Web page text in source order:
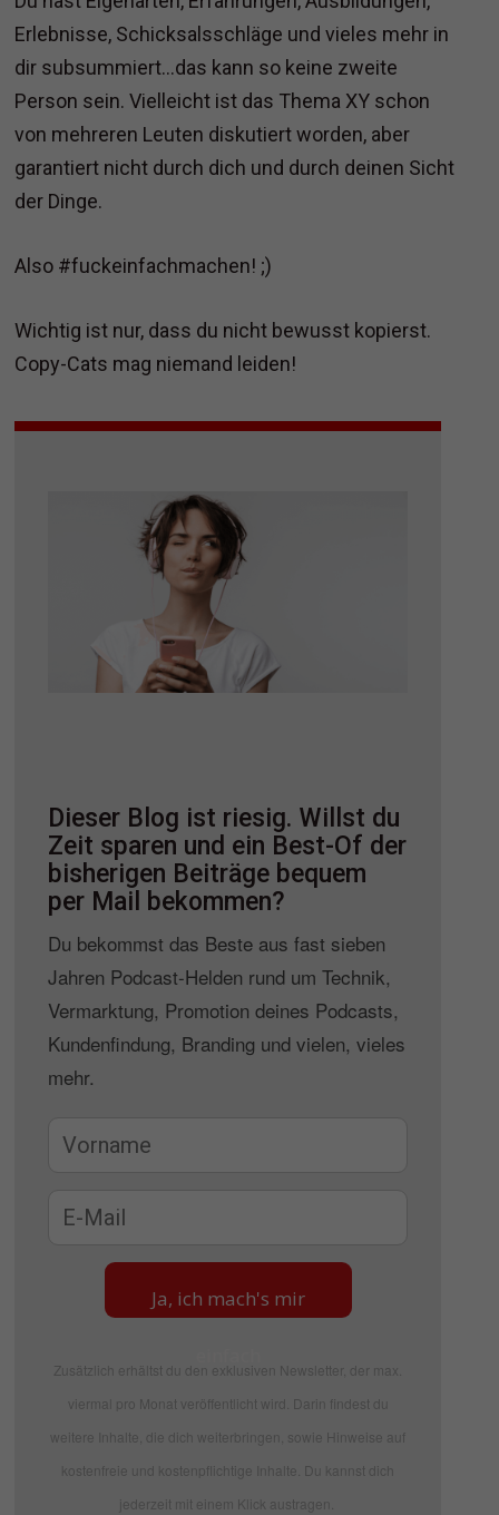
Erlebnisse, Schicksalsschläge und vieles mehr in
dir subsummiert...das kann so keine zweite
Person sein. Vielleicht ist das Thema XY schon
von mehreren Leuten diskutiert worden, aber
garantiert nicht durch dich und durch deinen Sicht
der Dinge.
Also #fuckeinfachmachen! ;)
Wichtig ist nur, dass du nicht bewusst kopierst.
Copy-Cats mag niemand leiden!
Dieser Blog ist riesig. Willst du
Zeit sparen und ein Best-Of der
bisherigen Beiträge bequem
per Mail bekommen?
Du bekommst das Beste aus fast sieben
Jahren Podcast-Helden rund um Technik,
Vermarktung, Promotion deines Podcasts,
Kundenfindung, Branding und vielen, vieles
mehr.
Ja, ich mach's mir
Zusätzlich erhältst du den exklusiven Newsletter, der max.
viermal pro Monat veröffentlicht wird. Darin findest du
weitere Inhalte, die dich weiterbringen, sowie Hinweise auf
kostenfreie und kostenpflichtige Inhalte. Du kannst dich
jederzeit mit einem Klick austragen.